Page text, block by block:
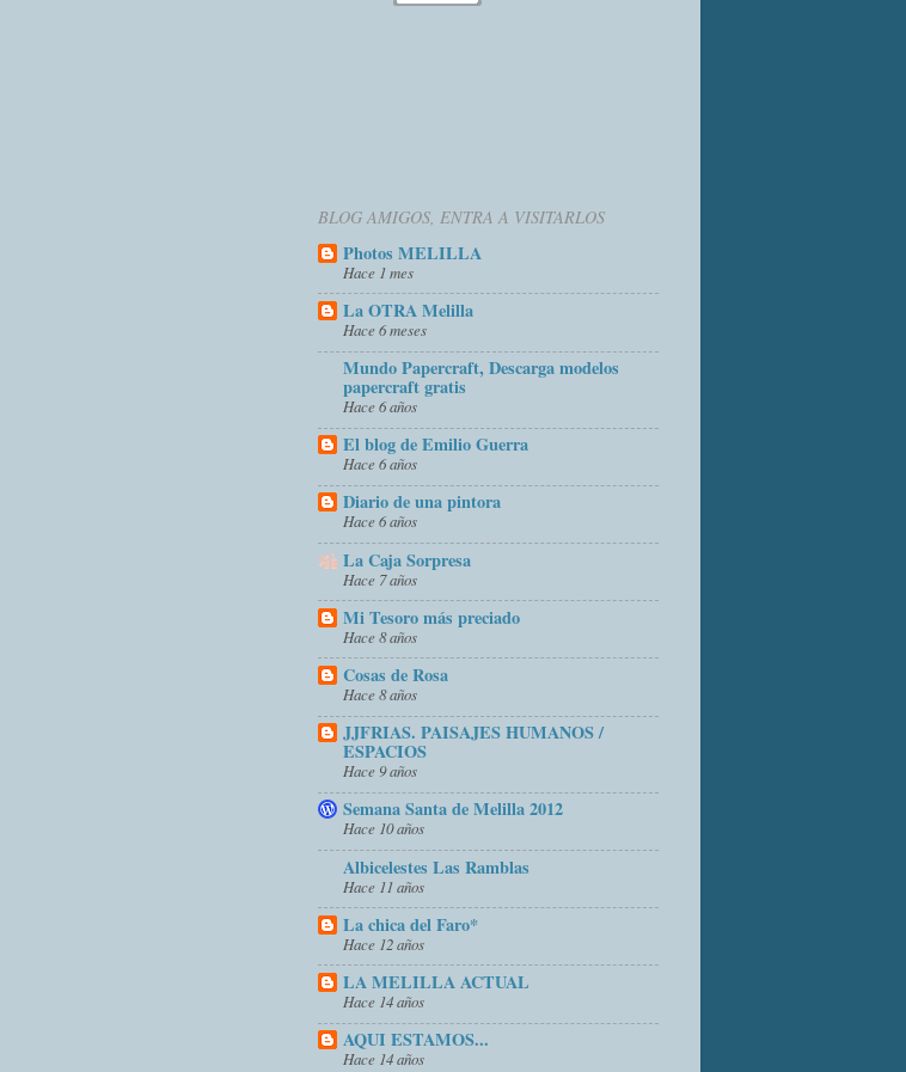
BLOG AMIGOS, ENTRA A VISITARLOS
Photos MELILLA
Hace 1 mes
La OTRA Melilla
Hace 6 meses
Mundo Papercraft, Descarga modelos
papercraft gratis
Hace 6 años
El blog de Emilio Guerra
Hace 6 años
Diario de una pintora
Hace 6 años
La Caja Sorpresa
Hace 7 años
Mi Tesoro más preciado
Hace 8 años
Cosas de Rosa
Hace 8 años
JJFRIAS. PAISAJES HUMANOS /
ESPACIOS
Hace 9 años
Semana Santa de Melilla 2012
Hace 10 años
Albicelestes Las Ramblas
Hace 11 años
La chica del Faro*
Hace 12 años
LA MELILLA ACTUAL
Hace 14 años
AQUI ESTAMOS...
Hace 14 años